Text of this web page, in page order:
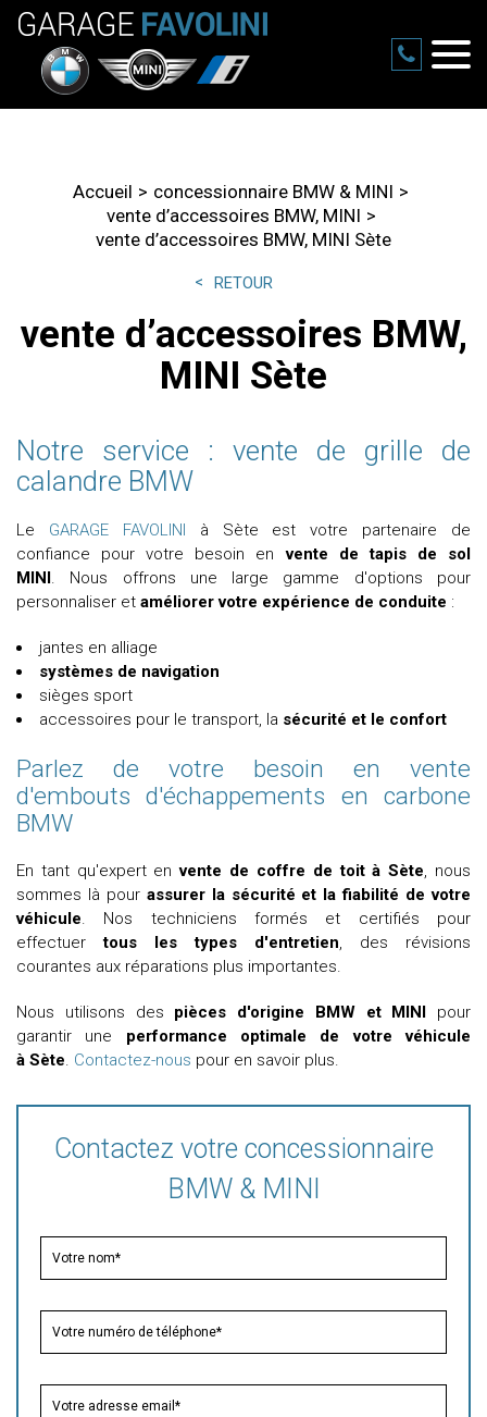
Accueil
concessionnaire BMW & MINI
vente d’accessoires BMW, MINI
vente d’accessoires BMW, MINI Sète
RETOUR
vente d’accessoires BMW,
MINI Sète
Notre service : vente de grille de
calandre BMW
Le GARAGE FAVOLINI à Sète est votre partenaire de
confiance pour votre besoin envente de tapis de sol
MINI. Nous offrons une large gamme d'options pour
personnaliser et améliorer votre expérience de conduite :
jantes en alliage
systèmes de navigation
sièges sport
accessoires pour le transport, la sécurité et le confort
Parlez de votre besoin en vente
d'embouts d'échappements en carbone
BMW
En tant qu'expert en vente de coffre de toit à Sète, nous
sommes là pour assurer la sécurité et la fiabilité de votre
véhicule. Nos techniciens formés et certifiés pour
effectuertous les types d'entretien, des révisions
courantes aux réparations plus importantes.
Nous utilisons des pièces d'origine BMW et MINI pour
garantir une performance optimale de votre véhicule
à Sète. Contactez-nous pour en savoir plus.
Contactez votre concessionnaire
BMW & MINI